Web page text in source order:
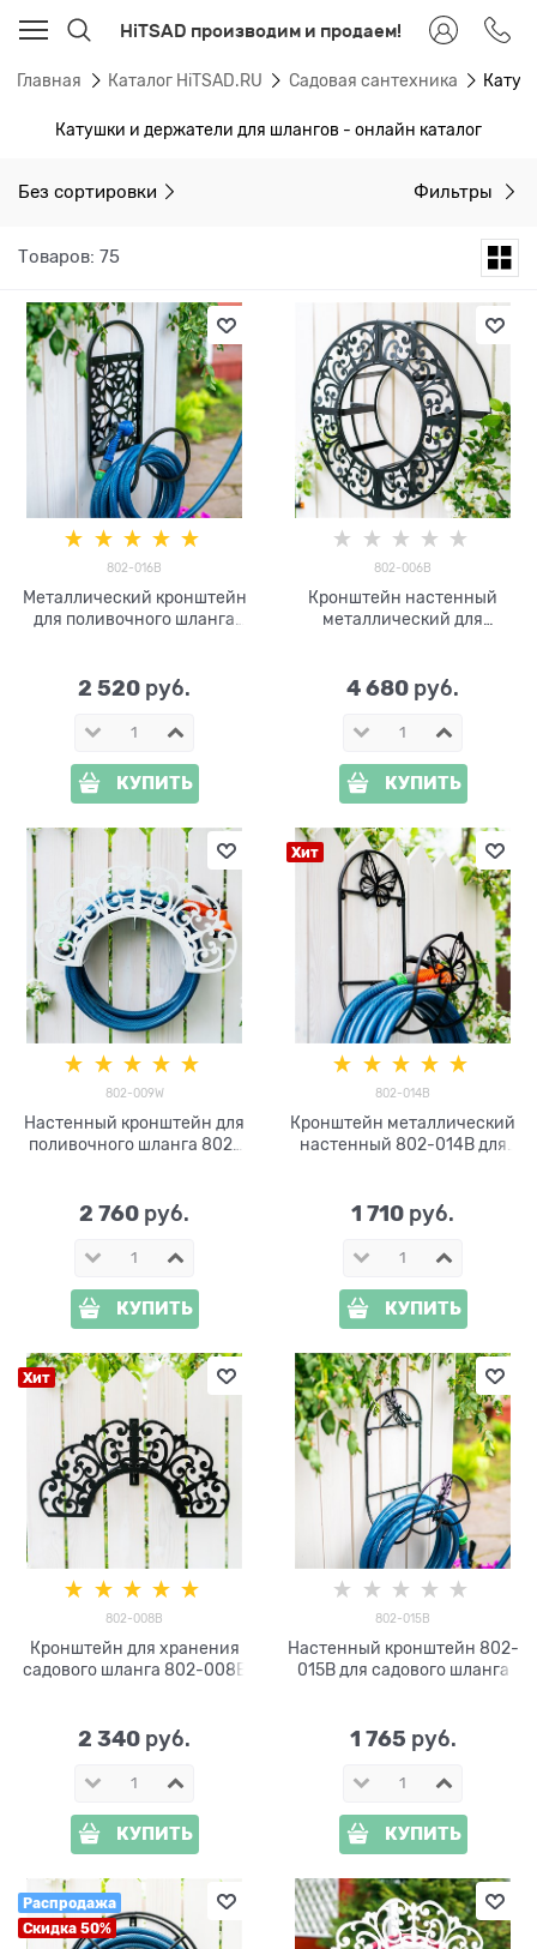
HiTSAD производим и продаем!
Главная Каталог HiTSAD.RU Садовая сантехника
Катушки и держатели для шлангов - онлайн каталог
Без сортировки Фильтры
Товаров: 75
802-016B
Металлический кронштейн
для поливочного шланга
2 520 руб.
КУПИТЬ
802-006B
Кронштейн настенный
металлический для
4 680 руб.
КУПИТЬ
802-009W
Настенный кронштейн для
поливочного шланга 802-
2 760 руб.
КУПИТЬ
Хит
802-014B
Кронштейн металлический
настенный 802-014B для
1 710 руб.
КУПИТЬ
Хит
802-008B
Кронштейн для хранения
садового шланга 802-008B
2 340 руб.
КУПИТЬ
802-015B
Настенный кронштейн 802-
015B для садового шланга
1 765 руб.
КУПИТЬ
Распродажа
Скидка 50%